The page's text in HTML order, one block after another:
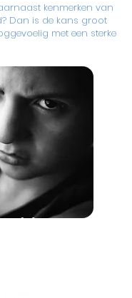
kenmerken van
Dan is de kans groot
met een sterke